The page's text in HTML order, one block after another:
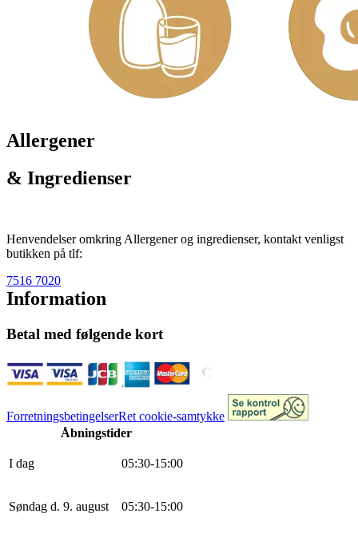
Allergener
& Ingredienser
Henvendelser omkring Allergener og ingredienser, kontakt venligst
butikken på tlf:
7516 7020
Information
Betal med følgende kort
ForretningsbetingelserRet cookie-samtykke
Åbningstider
I dag 05:30-15:00
Søndag d. 9. august 05:30-15:00